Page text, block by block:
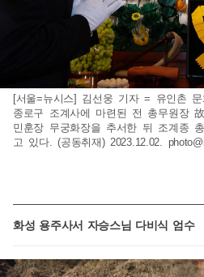
[서울=뉴시스] 김선웅 기자 = 유인촌
종로구 조계사에 마련된 전 총무원장
민훈장 무궁화장을 추서한 뒤 조계종
고 있다. (공동취재) 2023.12.02.
화성 용주사서 자승스님 다비식 엄수